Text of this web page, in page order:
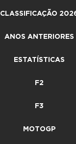
CLASSIFICAÇÃO
ANOS ANTERIORES
ESTATÍSTICAS
F2
F3
MOTOGP